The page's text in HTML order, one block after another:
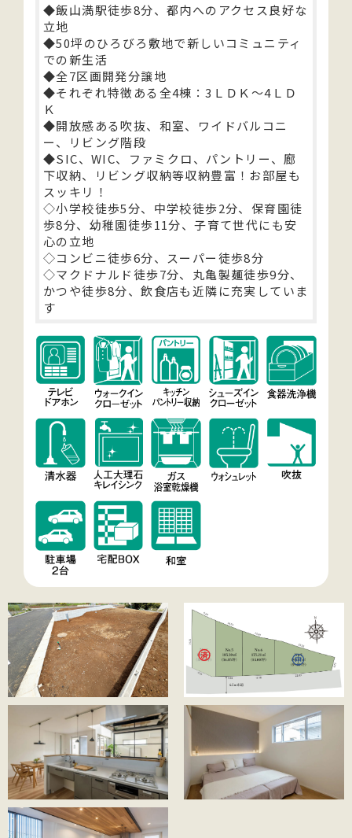
◆飯山満駅徒歩8分、都内へのアクセス良好な
立地
◆50坪のひろびろ敷地で新しいコミュニティ
での新生活
◆全7区画開発分譲地
◆それぞれ特徴ある全4棟：3ＬＤＫ～4ＬＤ
Ｋ
◆開放感ある吹抜、和室、ワイドバルコニ
ー、リビング階段
◆SIC、WIC、ファミクロ、パントリー、廊
下収納、リビング収納等収納豊富！お部屋も
スッキリ！
◇小学校徒歩5分、中学校徒歩2分、保育園徒
歩8分、幼稚園徒歩11分、子育て世代にも安
心の立地
◇コンビニ徒歩6分、スーパー徒歩8分
◇マクドナルド徒歩7分、丸亀製麺徒歩9分、
かつや徒歩8分、飲食店も近隣に充実していま
す